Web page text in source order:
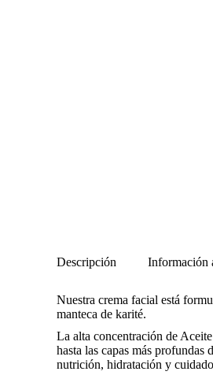
Descripción Información
Nuestra crema facial está
manteca de karité.
La alta concentración de
hasta las capas más
nutrición, hidratación y